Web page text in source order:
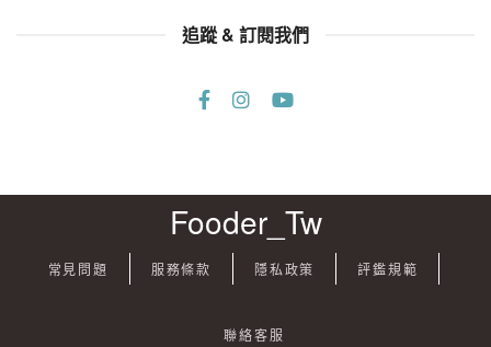
追蹤 & 訂閱我們
Fooder_Tw
常見問題 服務條款 隱私政策 評鑑規範
聯絡客服